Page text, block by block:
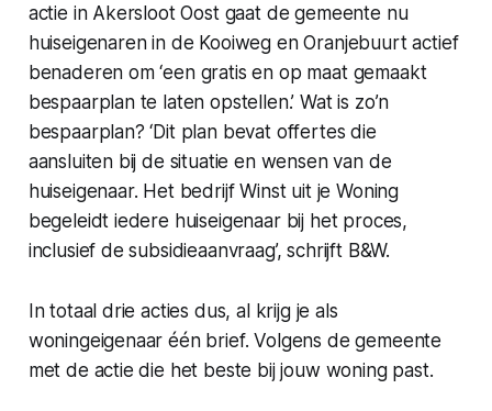
actie in Akersloot Oost gaat de gemeente nu
huiseigenaren in de Kooiweg en Oranjebuurt actief
benaderen om ‘een gratis en op maat gemaakt
bespaarplan te laten opstellen.’ Wat is zo’n
bespaarplan? ‘Dit plan bevat offertes die
aansluiten bij de situatie en wensen van de
huiseigenaar. Het bedrijf Winst uit je Woning
begeleidt iedere huiseigenaar bij het proces,
inclusief de subsidieaanvraag’, schrijft B&W.
In totaal drie acties dus, al krijg je als
woningeigenaar één brief. Volgens de gemeente
met de actie die het beste bij jouw woning past.